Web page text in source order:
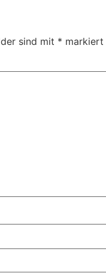
sind mit * markiert